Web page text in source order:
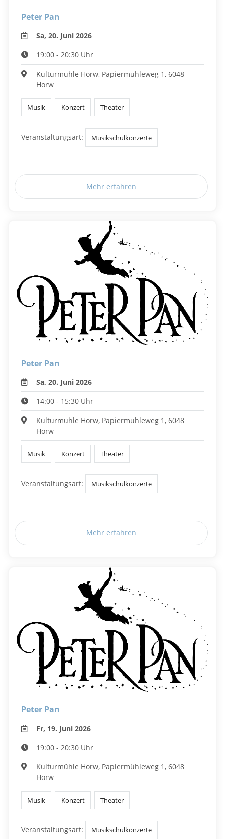
Peter Pan
Sa, 20. Juni 2026
19:00 - 20:30 Uhr
Kulturmühle Horw, Papiermühleweg 1, 6048
Horw
Musik Konzert Theater
Veranstaltungsart: Musikschulkonzerte
Mehr erfahren
Peter Pan
Sa, 20. Juni 2026
14:00 - 15:30 Uhr
Kulturmühle Horw, Papiermühleweg 1, 6048
Horw
Musik Konzert Theater
Veranstaltungsart: Musikschulkonzerte
Mehr erfahren
Peter Pan
Fr, 19. Juni 2026
19:00 - 20:30 Uhr
Kulturmühle Horw, Papiermühleweg 1, 6048
Horw
Musik Konzert Theater
Veranstaltungsart: Musikschulkonzerte